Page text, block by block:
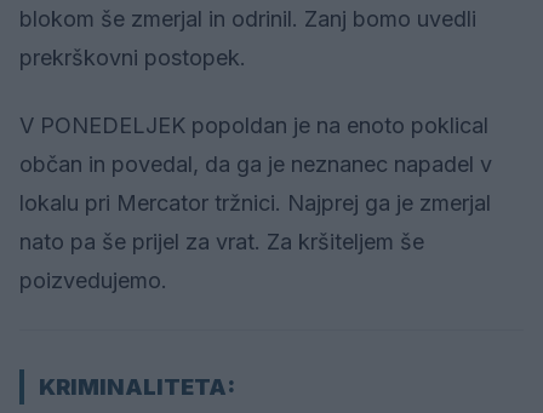
blokom še zmerjal in odrinil. Zanj bomo uvedli
prekrškovni postopek.
V PONEDELJEK popoldan je na enoto poklical
občan in povedal, da ga je neznanec napadel v
lokalu pri Mercator tržnici. Najprej ga je zmerjal
nato pa še prijel za vrat. Za kršiteljem še
poizvedujemo.
KRIMINALITETA: